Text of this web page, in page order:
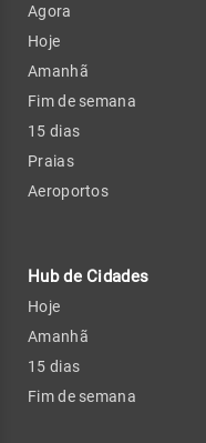
Agora
Hoje
Amanhã
Fim de semana
15 dias
Praias
Aeroportos
Hub de Cidades
Hoje
Amanhã
15 dias
Fim de semana